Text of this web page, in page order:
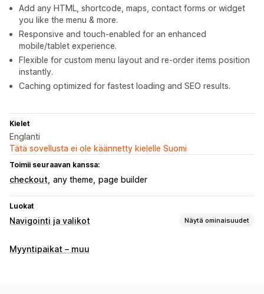
Add any HTML, shortcode, maps, contact forms or widget
you like the menu & more.
Responsive and touch-enabled for an enhanced
mobile/tablet experience.
Flexible for custom menu layout and re-order items position
instantly.
Caching optimized for fastest loading and SEO results.
Kielet
Englanti
Tätä sovellusta ei ole käännetty kielelle Suomi
Toimii seuraavan kanssa:
checkout any theme page builder
Luokat
Navigointi ja valikot Näytä ominaisuudet
Valikon tyyli
Myyntipaikat – muu